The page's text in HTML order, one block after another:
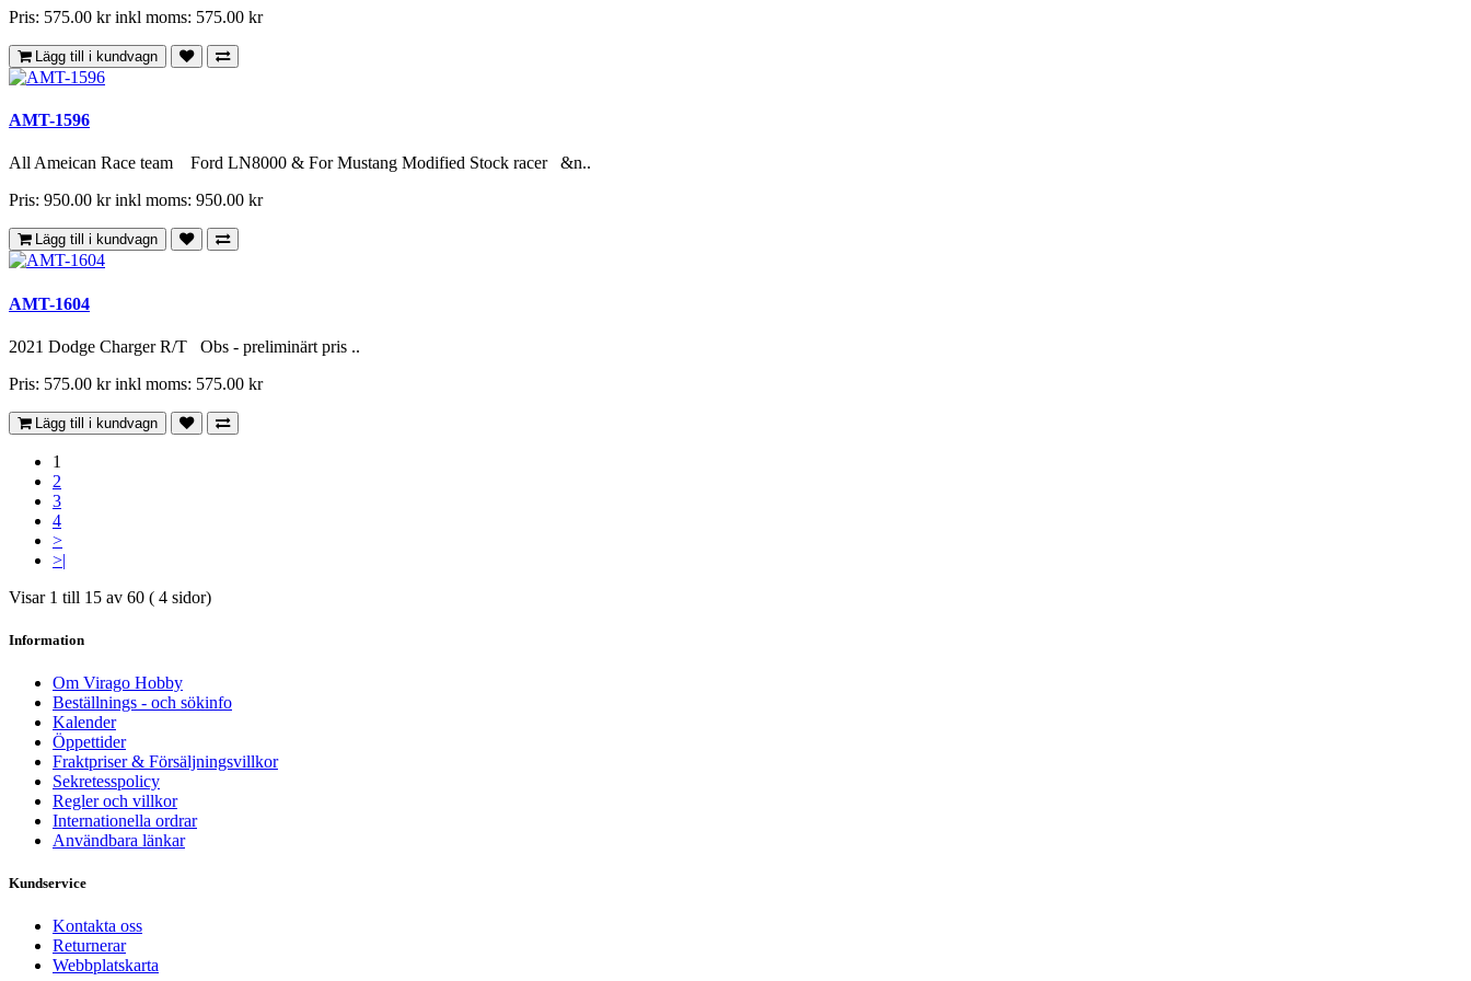
Pris: 575.00 krinkl moms: 575.00 kr
Lägg till i kundvagn
AMT-1596
All Ameican Race team Ford LN8000 & For Mustang Modified Stock racer &n..
Pris: 950.00 krinkl moms: 950.00 kr
Lägg till i kundvagn
AMT-1604
2021 Dodge Charger R/T Obs - preliminärt pris ..
Pris: 575.00 krinkl moms: 575.00 kr
Lägg till i kundvagn
1
2
3
4
>
>|
Visar 1 till 15 av 60 ( 4 sidor)
Information
Om Virago Hobby
Beställnings - och sökinfo
Kalender
Öppettider
Fraktpriser & Försäljningsvillkor
Sekretesspolicy
Regler och villkor
Internationella ordrar
Användbara länkar
Kundservice
Kontakta oss
Returnerar
Webbplatskarta